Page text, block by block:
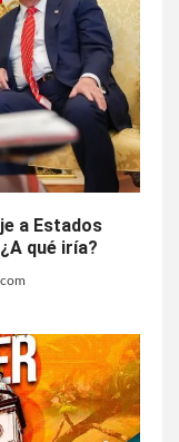
a Estados
qué iría?